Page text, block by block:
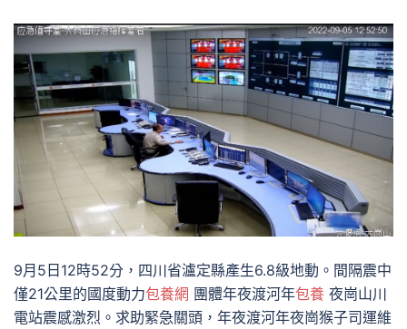
9月5日12時52分，四川省瀘定縣產生6.8級地動。間隔震中
僅21公里的國度動力包養網 團體年夜渡河年包養 夜崗山川
電站震感激烈。求助緊急關頭，年夜渡河年夜崗猴子司運維